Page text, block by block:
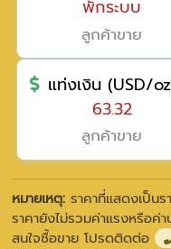
พักระบบ
ลูกค้าขาย
แท่งเงิน (USD/
63.32
ลูกค้าขาย
หมายเหตุ:ราคาที่แสดงเป็นร
ราคายังไม่รวมค่าแรงหรือค่
สนใจซื้อขาย โปรดติดต่อ